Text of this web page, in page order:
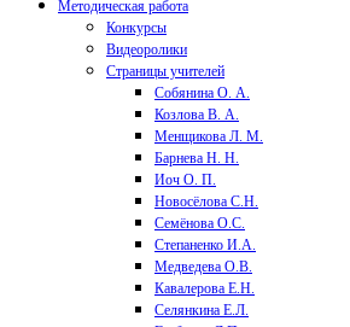
Методическая работа
Конкурсы
Видеоролики
Страницы учителей
Собянина О. А.
Козлова В. А.
Менщикова Л. М.
Барнева Н. Н.
Иоч О. П.
Новосёлова С.Н.
Семёнова О.С.
Степаненко И.А.
Медведева О.В.
Кавалерова Е.Н.
Селянкина Е.Л.